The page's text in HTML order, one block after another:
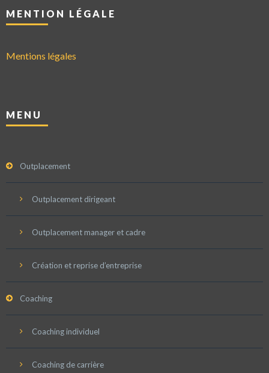
MENTION LÉGALE
Mentions légales
MENU
Outplacement
Outplacement dirigeant
Outplacement manager et cadre
Création et reprise d’entreprise
Coaching
Coaching individuel
Coaching de carrière